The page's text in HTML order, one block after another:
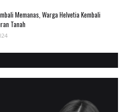
Memanas, Warga Helvetia Kembali
Tanah